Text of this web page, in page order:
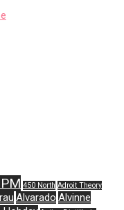
450 North Adroit Theory
Alvarado Alvinne